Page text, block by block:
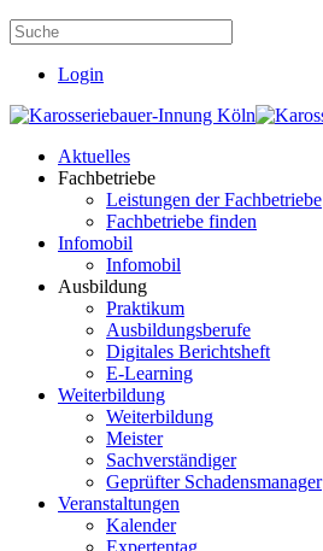
Login
Aktuelles
Fachbetriebe
Leistungen der Fachbetriebe
Fachbetriebe finden
Infomobil
Infomobil
Ausbildung
Praktikum
Ausbildungsberufe
Digitales Berichtsheft
E-Learning
Weiterbildung
Weiterbildung
Meister
Sachverständiger
Geprüfter Schadensmanager
Veranstaltungen
Kalender
Expertentag